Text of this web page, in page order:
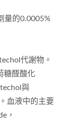
量的0.0005%
代謝物。
糖醛酸化
與
血液中的主要
，